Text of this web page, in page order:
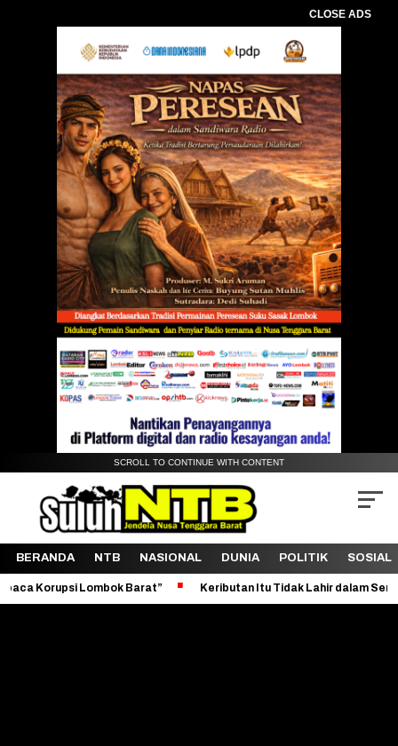
CLOSE ADS
SCROLL TO CONTINUE WITH CONTENT
BERANDA NTB NASIONAL DUNIA POLITIK SOSIAL
Lombok Barat” Keributan Itu Tidak Lahir dalam Semalam